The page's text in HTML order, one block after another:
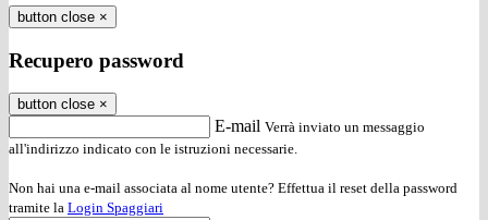
button close ×
Recupero password
button close ×
E-mail Verrà inviato un messaggio
all'indirizzo indicato con le istruzioni necessarie.
Non hai una e-mail associata al nome utente? Effettua il reset della password
tramite la Login Spaggiari